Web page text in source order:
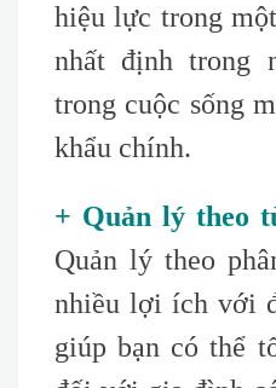
hiệu lực trong
nhất định trong
trong cuộc sống
khẩu chính.
+ Quản lý theo
Quản lý theo
nhiều lợi ích với
giúp bạn có thể